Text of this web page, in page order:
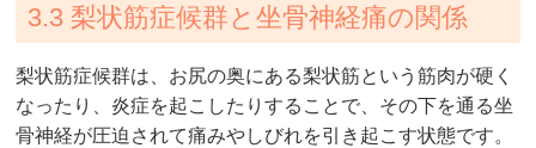
3.3 梨状筋症候群と坐骨神経痛の関係
梨状筋症候群は、お尻の奥にある梨状筋という筋肉が硬く
なったり、炎症を起こしたりすることで、その下を通る坐
骨神経が圧迫されて痛みやしびれを引き起こす状態です。